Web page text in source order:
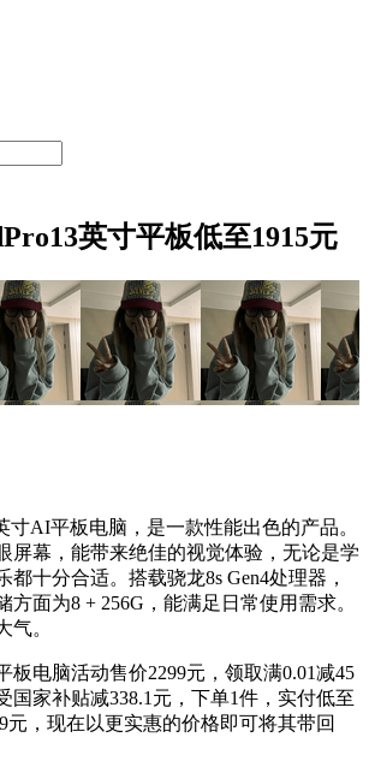
英寸平板低至1915元
寸AI平板电脑，是一款性能出色的产品。
屏幕，能带来绝佳的视觉体验，无论是学
都十分合适。搭载骁龙8s Gen4处理器，
方面为8 + 256G，能满足日常使用需求。
气。
板电脑活动售价2299元，领取满0.01减45
国家补贴减338.1元，下单1件，实付低至
元，现在以更实惠的价格即可将其带回